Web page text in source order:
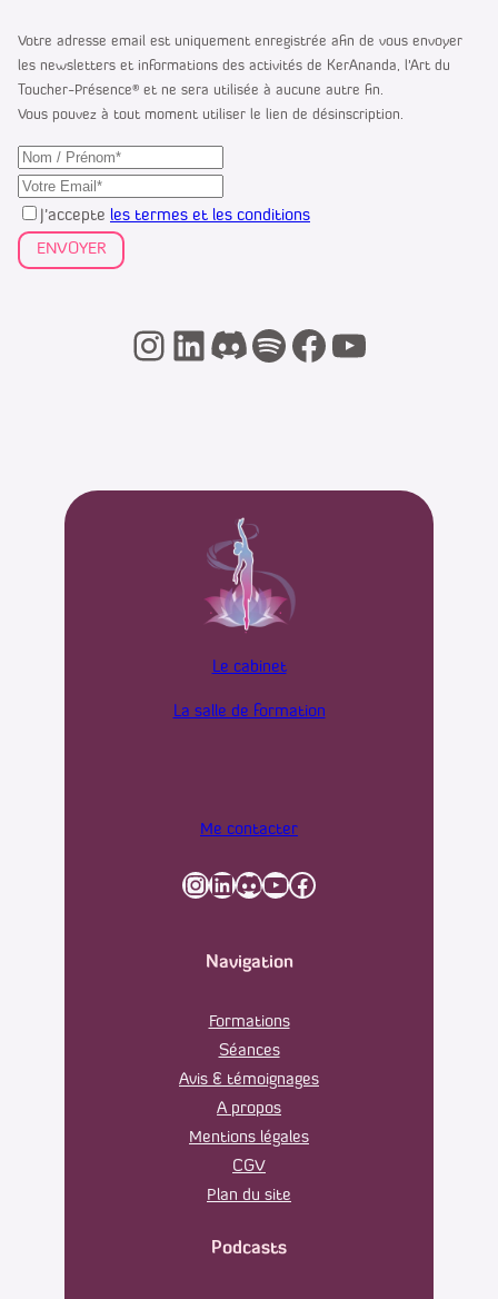
Votre adresse email est uniquement enregistrée afin de vous envoyer
les newsletters et informations des activités de KerAnanda, l’Art du
Toucher-Présence® et ne sera utilisée à aucune autre fin.
Vous pouvez à tout moment utiliser le lien de désinscription.
J’accepte les termes et les conditions
Instagram
LinkedIn
Discord
Spotify
Facebook
YouTube
Le cabinet
La salle de formation
Me contacter
InstagramLinkedIn Discord YouTube Facebook
Navigation
Formations
Séances
Avis & témoignages
A propos
Mentions légales
CGV
Plan du site
Podcasts